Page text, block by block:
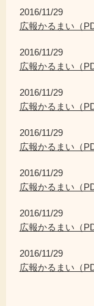
2016/11/29
広報かるまい（
2016/11/29
広報かるまい（
2016/11/29
広報かるまい（
2016/11/29
広報かるまい（
2016/11/29
広報かるまい（
2016/11/29
広報かるまい（
2016/11/29
広報かるまい（